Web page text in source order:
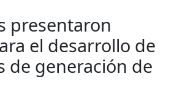
presentaron
el desarrollo de
de generación de